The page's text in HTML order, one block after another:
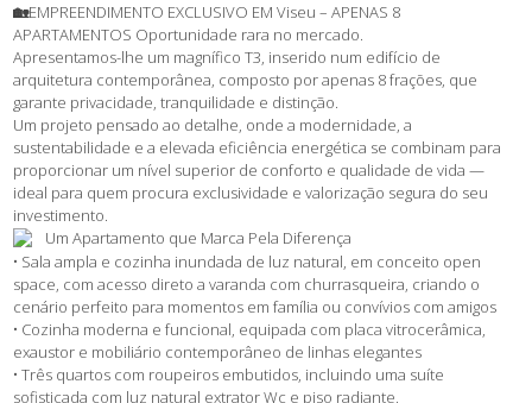
🏡EMPREENDIMENTO EXCLUSIVO EM Viseu – APENAS 8
APARTAMENTOS Oportunidade rara no mercado.
Apresentamos-lhe um magnífico T3, inserido num edifício de
arquitetura contemporânea, composto por apenas 8 frações, que
garante privacidade, tranquilidade e distinção.
Um projeto pensado ao detalhe, onde a modernidade, a
sustentabilidade e a elevada eficiência energética se combinam para
proporcionar um nível superior de conforto e qualidade de vida —
ideal para quem procura exclusividade e valorização segura do seu
investimento.
Um Apartamento que Marca Pela Diferença
• Sala ampla e cozinha inundada de luz natural, em conceito open
space, com acesso direto a varanda com churrasqueira, criando o
cenário perfeito para momentos em família ou convívios com amigos
• Cozinha moderna e funcional, equipada com placa vitrocerâmica,
exaustor e mobiliário contemporâneo de linhas elegantes
• Três quartos com roupeiros embutidos, incluindo uma suíte
sofisticada com luz natural extrator Wc e piso radiante.